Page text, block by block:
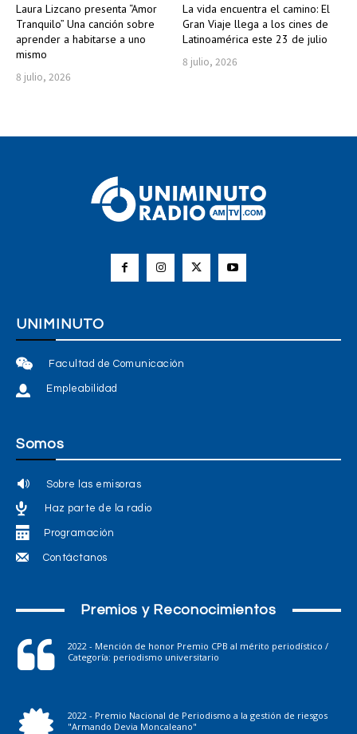
Laura Lizcano presenta “Amor
Tranquilo” Una canción sobre
aprender a habitarse a uno
mismo
8 julio, 2026
La vida encuentra el camino: El
Gran Viaje llega a los cines de
Latinoamérica este 23 de julio
8 julio, 2026
UNIMINUTO
Facultad de Comunicación
Empleabilidad
Somos
Sobre las emisoras
Haz parte de la radio
Programación
Contáctanos
Premios y Reconocimientos
2022 - Mención de honor Premio CPB al mérito periodístico /
Categoría: periodismo universitario
2022 - Premio Nacional de Periodismo a la gestión de riesgos
"Armando Devia Moncaleano"